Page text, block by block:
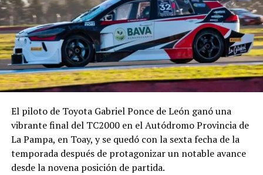
El piloto de Toyota Gabriel Ponce de León ganó una
vibrante final del TC2000 en el Autódromo Provincia de
La Pampa, en Toay, y se quedó con la sexta fecha de la
temporada después de protagonizar un notable avance
desde la novena posición de partida.